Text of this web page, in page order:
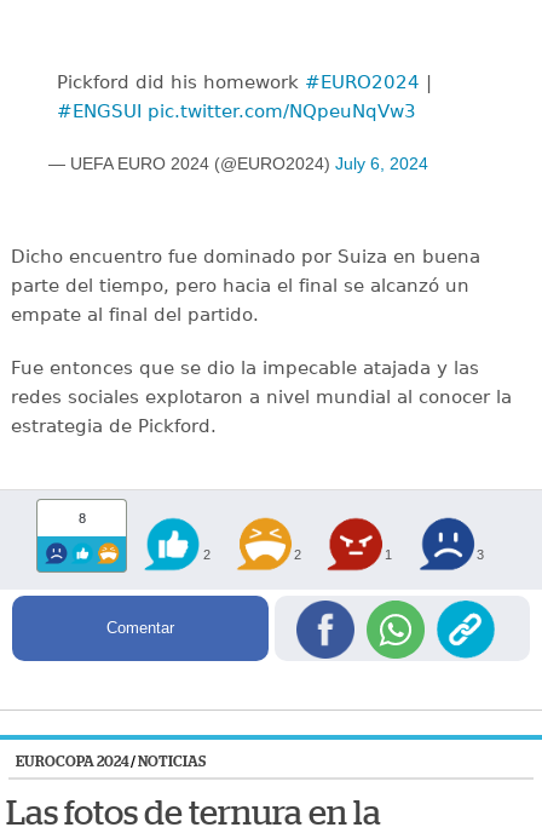
Pickford did his homework #EURO2024 |
#ENGSUI pic.twitter.com/NQpeuNqVw3
— UEFA EURO 2024 (@EURO2024) July 6, 2024
Dicho encuentro fue dominado por Suiza en buena
parte del tiempo, pero hacia el final se alcanzó un
empate al final del partido.
Fue entonces que se dio la impecable atajada y las
redes sociales explotaron a nivel mundial al conocer la
estrategia de Pickford.
8
2 2 1 3
Comentar
EUROCOPA 2024/ NOTICIAS
Las fotos de ternura en la